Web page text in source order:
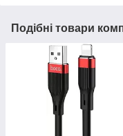
Подібні товари